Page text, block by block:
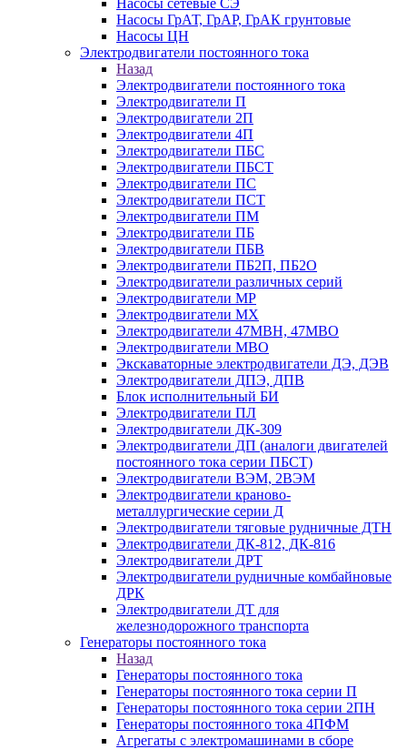
Насосы сетевые СЭ
Насосы ГрАТ, ГрАР, ГрАК грунтовые
Насосы ЦН
Электродвигатели постоянного тока
Назад
Электродвигатели постоянного тока
Электродвигатели П
Электродвигатели 2П
Электродвигатели 4П
Электродвигатели ПБС
Электродвигатели ПБСТ
Электродвигатели ПС
Электродвигатели ПСТ
Электродвигатели ПМ
Электродвигатели ПБ
Электродвигатели ПБВ
Электродвигатели ПБ2П, ПБ2О
Электродвигатели различных серий
Электродвигатели МР
Электродвигатели MX
Электродвигатели 47MBH, 47МВО
Электродвигатели MBO
Экскаваторные электродвигатели ДЭ, ДЭВ
Электродвигатели ДПЭ, ДПВ
Блок исполнительный БИ
Электродвигатели ПЛ
Электродвигатели ДК-309
Электродвигатели ДП (аналоги двигателей
постоянного тока серии ПБСТ)
Электродвигатели ВЭМ, 2ВЭМ
Электродвигатели краново-
металлургические серии Д
Электродвигатели тяговые рудничные ДТН
Электродвигатели ДК-812, ДК-816
Электродвигатели ДРТ
Электродвигатели рудничные комбайновые
ДРК
Электродвигатели ДТ для
железнодорожного транспорта
Генераторы постоянного тока
Назад
Генераторы постоянного тока
Генераторы постоянного тока серии П
Генераторы постоянного тока серии 2ПН
Генераторы постоянного тока 4ПФМ
Агрегаты с электромашинами в сборе